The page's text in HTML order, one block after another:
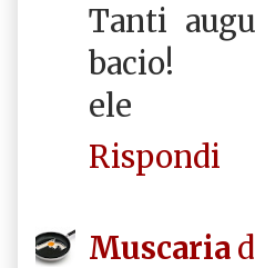
Tanti
bacio!
ele
Rispondi
Muscaria